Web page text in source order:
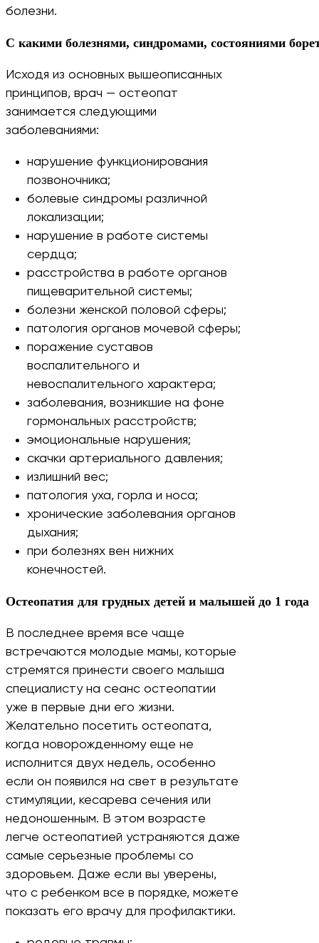
болезни.
С какими болезнями, синдромами, состояниями
Исходя из основных вышеописанных
принципов, врач — остеопат
занимается следующими
заболеваниями:
нарушение функционирования
позвоночника;
болевые синдромы различной
локализации;
нарушение в работе системы
сердца;
расстройства в работе органов
пищеварительной системы;
болезни женской половой сферы;
патология органов мочевой сферы;
поражение суставов
воспалительного и
невоспалительного характера;
заболевания, возникшие на фоне
гормональных расстройств;
эмоциональные нарушения;
скачки артериального давления;
излишний вес;
патология уха, горла и носа;
хронические заболевания органов
дыхания;
при болезнях вен нижних
конечностей.
Остеопатия для грудных детей и малышей до 1 года
В последнее время все чаще
встречаются молодые мамы, которые
стремятся принести своего малыша
специалисту на сеанс остеопатии
уже в первые дни его жизни.
Желательно посетить остеопата,
когда новорожденному еще не
исполнится двух недель, особенно
если он появился на свет в результате
стимуляции, кесарева сечения или
недоношенным. В этом возрасте
легче остеопатией устраняются даже
самые серьезные проблемы со
здоровьем. Даже если вы уверены,
что с ребенком все в порядке, можете
показать его врачу для профилактики.